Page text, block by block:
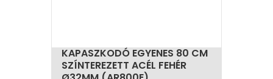
KAPASZKODÓ EGYENES 80 CM
SZÍNTEREZETT ACÉL FEHÉR